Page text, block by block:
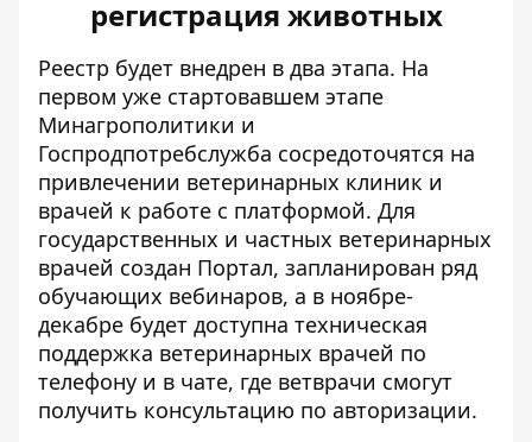
регистрация животных
Реестр будет внедрен в два этапа. На
первом уже стартовавшем этапе
Минагрополитики и
Госпродпотребслужба сосредоточятся на
привлечении ветеринарных клиник и
врачей к работе с платформой. Для
государственных и частных ветеринарных
врачей создан Портал, запланирован ряд
обучающих вебинаров, а в ноябре-
декабре будет доступна техническая
поддержка ветеринарных врачей по
телефону и в чате, где ветврачи смогут
получить консультацию по авторизации.